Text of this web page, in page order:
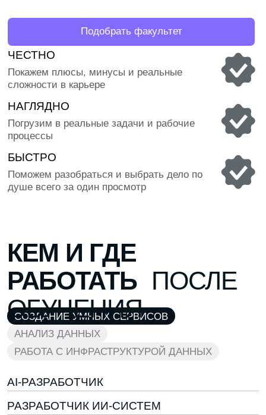
РАЗВИТИЕМ НЕЙРОСЕТЕЙ
Он предприниматель и CEO OpenAI —
компании, которая разработала
ChatGPT и другие системы
искусственного интеллекта
Она работала
и бизнес-
КАК ВЫРАСТЕТ
ТВОЯЗАРПЛАТА С
ОПЫТОМ
120 000 ₽
2 ГОДА КАРЬЕРЫ
Ты Middle-разработчик — самостоятельно обучаешь
и настраиваешь нейросети, разрабатываешь
решения
200 000 ₽
350 000 ₽